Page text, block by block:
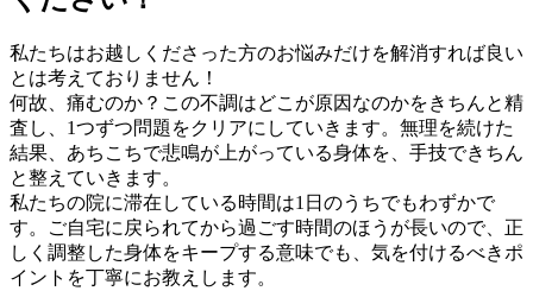
私たちはお越しくださった方のお悩みだけを解消すれば良い
とは考えておりません！
何故、痛むのか？この不調はどこが原因なのかをきちんと精
査し、1つずつ問題をクリアにしていきます。無理を続けた
結果、あちこちで悲鳴が上がっている身体を、手技できちん
と整えていきます。
私たちの院に滞在している時間は1日のうちでもわずかで
す。ご自宅に戻られてから過ごす時間のほうが長いので、正
しく調整した身体をキープする意味でも、気を付けるべきポ
イントを丁寧にお教えします。